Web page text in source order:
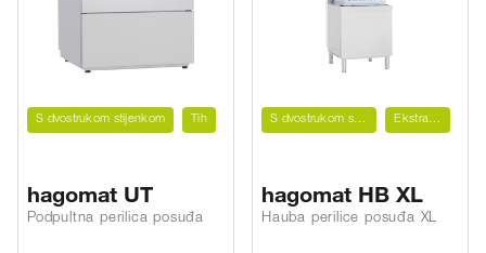
S dvostrukom stijenkom Tih
hagomat UT
Podpultna perilica posuđa
S dvostrukom stijenkom Ekstra velik
hagomat HB XL
Hauba perilice posuđa XL